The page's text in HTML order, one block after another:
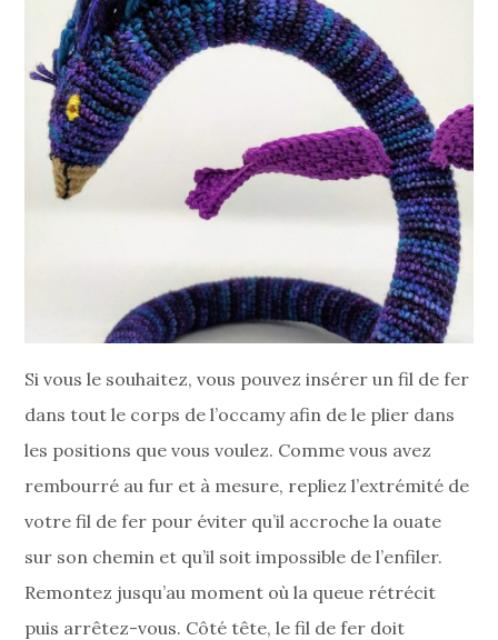
Si vous le souhaitez, vous pouvez insérer un fil de fer
dans tout le corps de l’occamy afin de le plier dans
les positions que vous voulez. Comme vous avez
rembourré au fur et à mesure, repliez l’extrémité de
votre fil de fer pour éviter qu’il accroche la ouate
sur son chemin et qu’il soit impossible de l’enfiler.
Remontez jusqu’au moment où la queue rétrécit
puis arrêtez-vous. Côté tête, le fil de fer doit